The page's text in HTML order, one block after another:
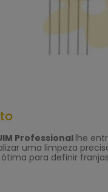
Professional lhe
uma limpeza
para definir